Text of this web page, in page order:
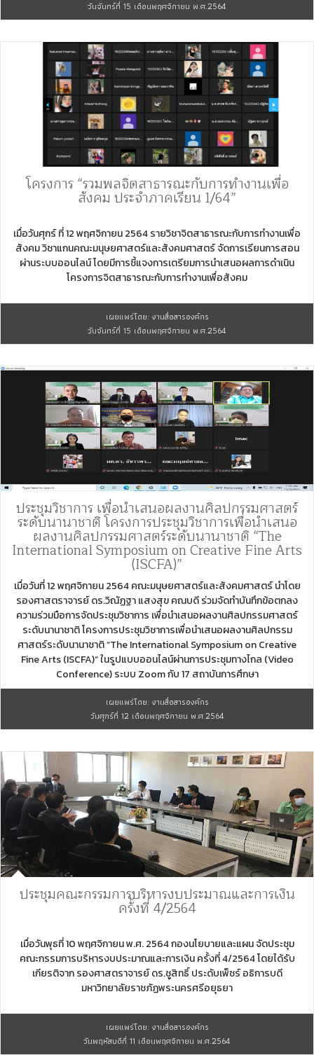
วันจันทร์ที่ 15 เดือนพฤศจิกายน พ.ศ.2564
โครงการ “รวมพลจิตสาธารณะกับการทำงานเพื่อ
สังคม ประจำภาคเรียน 1/64”
เมื่อวันศุกร์ ที่ 12 พฤศจิกายน 2564 รายวิชาจิตสาธารณะกับการทำงานเพื่อ
สังคม วิชาแกนคณะมนุษยศาสตร์และสังคมศาสตร์ จัดการเรียนการสอน
ผ่านระบบออนไลน์ โดยมีการชี้แจงการเตรียมการนำเสนอผลการดำเนิน
โครงการจิตสาธารณะกับการทำงานเพื่อสังคม
เผยแพร่โดย: งานสื่อสารองค์กร
วันจันทร์ที่ 15 เดือนพฤศจิกายน พ.ศ.2564
ประชุมวิชาการ เพื่อนำเสนอผลงานศิลปกรรมศาสตร์
ระดับนานาชาติ โครงการประชุมวิชาการเพื่อนำเสนอ
ผลงานศิลปกรรมศาสตร์ระดับนานาชาติ “The
International Symposium on Creative Fine Arts
(ISCFA)”
เมื่อวันที่ 12 พฤศจิกายน 2564 คณะมนุษยศาสตร์และสังคมศาสตร์ นำโดย
รองศาสตราจารย์ ดร.วิณัฏฐา แสงสุข คณบดี ร่วมจัดทำบันทึกข้อตกลง
ความร่วมมือการจัดประชุมวิชาการ เพื่อนำเสนอผลงานศิลปกรรมศาสตร์
ระดับนานาชาติ โครงการประชุมวิชาการเพื่อนำเสนอผลงานศิลปกรรม
ศาสตร์ระดับนานาชาติ “The International Symposium on Creative
Fine Arts (ISCFA)” ในรูปแบบออนไลน์ผ่านการประชุมทางไกล (Video
Conference) ระบบ Zoom กับ 17 สถาบันการศึกษา
เผยแพร่โดย: งานสื่อสารองค์กร
วันศุกร์ที่ 12 เดือนพฤศจิกายน พ.ศ.2564
ประชุมคณะกรรมการบริหารงบประมาณและการเงิน
ครั้งที่ 4/2564
เมื่อวันพุธที่ 10 พฤศจิกายน พ.ศ. 2564 กองนโยบายและแผน จัดประชุม
คณะกรรมการบริหารงบประมาณและการเงิน ครั้งที่ 4/2564 โดยได้รับ
เกียรติจาก รองศาสตราจารย์ ดร.ชูสิทธิ์ ประดับเพ็ชร์ อธิการบดี
มหาวิทยาลัยราชภัฏพระนครศรีอยุธยา
เผยแพร่โดย: งานสื่อสารองค์กร
วันพฤหัสบดีที่ 11 เดือนพฤศจิกายน พ.ศ.2564